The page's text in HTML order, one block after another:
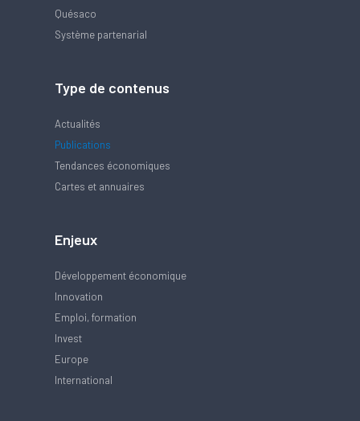
Quésaco
Système partenarial
Type de contenus
Actualités
Publications
Tendances économiques
Cartes et annuaires
Enjeux
Développement économique
Innovation
Emploi, formation
Invest
Europe
International